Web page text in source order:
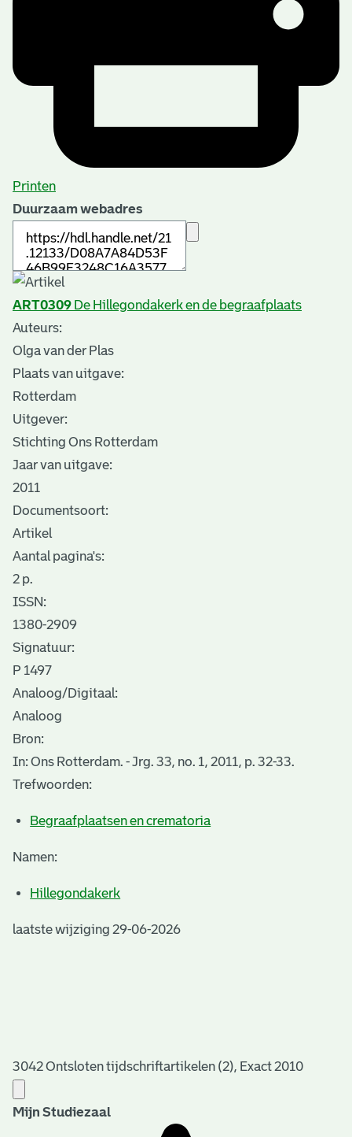
Printen
Duurzaam webadres
ART0309 De Hillegondakerk en de begraafplaats
Auteurs:
Olga van der Plas
Plaats van uitgave:
Rotterdam
Uitgever:
Stichting Ons Rotterdam
Jaar van uitgave:
2011
Documentsoort:
Artikel
Aantal pagina's:
2 p.
ISSN:
1380-2909
Signatuur:
P 1497
Analoog/Digitaal:
Analoog
Bron:
In: Ons Rotterdam. - Jrg. 33, no. 1, 2011, p. 32-33.
Trefwoorden:
Begraafplaatsen en crematoria
Namen:
Hillegondakerk
laatste wijziging 29-06-2026
3042 Ontsloten tijdschriftartikelen (2), Exact 2010
Mijn Studiezaal